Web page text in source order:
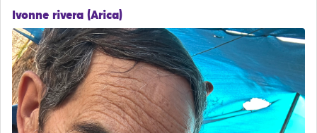
Ivonne rivera (Arica)